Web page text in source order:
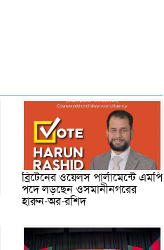
ব্রিটেনের ওয়েলস পার্লামেন্টে এমপি
পদে লড়ছেন ওসমানীনগরের
হারুন-অর-রশিদ